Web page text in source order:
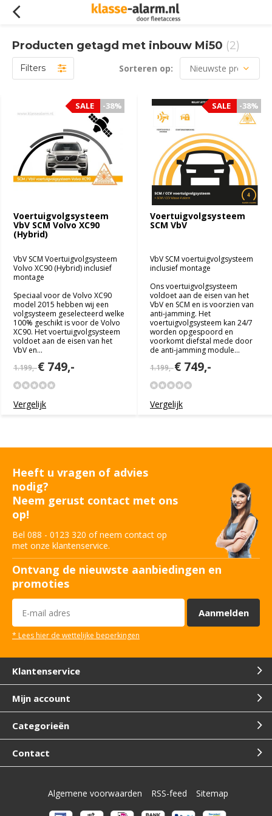
Producten getagd met inbouw Mi50 (2)
Filters Sorteren op:
Voertuigvolgsysteem
VbV SCM Volvo XC90
(Hybrid)
VbV SCM Voertuigvolgsysteem
Volvo XC90 (Hybrid) inclusief
montage
Speciaal voor de Volvo XC90
model 2015 hebben wij een
volgsysteem geselecteerd welke
100% geschikt is voor de Volvo
XC90. Het voertuigvolgsysteem
voldoet aan de eisen van het
VbV en...
1.199,-€ 749,-
-38%
SALE
Vergelijk
-38%
SALE
Voertuigvolgsysteem
SCM VbV
VbV SCM voertuigvolgsysteem
inclusief montage
Ons voertuigvolgsysteem
voldoet aan de eisen van het
VbV en SCM en is voorzien van
anti-jamming. Het
voertuigvolgsysteem kan 24/7
worden opgespoord en
voorkomt diefstal mede door
de anti-jamming module...
1.199,-€ 749,-
-38%
SALE
Vergelijk
-38%
SALE
Heeft u vragen of advies
nodig?
Neem gerust contact met ons
op!
Bel 088 - 0123 320 of neem contact op
met onze klantenservice.
Ontvang de nieuwste aanbiedingen en
promoties
Aanmelden
* Lees hier de wettelijke beperkingen
Klantenservice
Mijn account
Categorieën
Contact
Algemene voorwaarden RSS-feed Sitemap